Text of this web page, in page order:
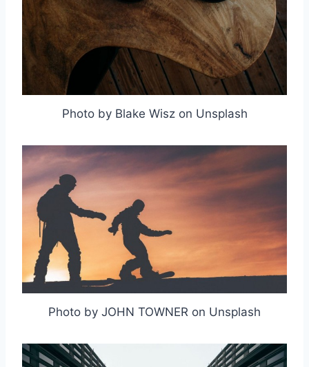
Photo by Blake Wisz on Unsplash
Photo by JOHN TOWNER on Unsplash